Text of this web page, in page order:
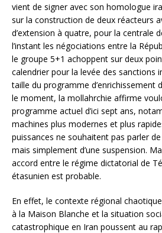
vient de signer avec son homologue
sur la construction de deux réacteurs
d’extension à quatre, pour la centrale
l’instant les négociations entre la
le groupe 5+1 achoppent sur deux
calendrier pour la levée des sanctions
taille du programme d’enrichissement
le moment, la mollahrchie affirme
programme actuel d’ici sept ans,
machines plus modernes et plus
puissances ne souhaitent pas parler
mais simplement d’une suspension.
accord entre le régime dictatorial de
étasunien est probable.
En effet, le contexte régional
à la Maison Blanche et la situation
catastrophique en Iran poussent au